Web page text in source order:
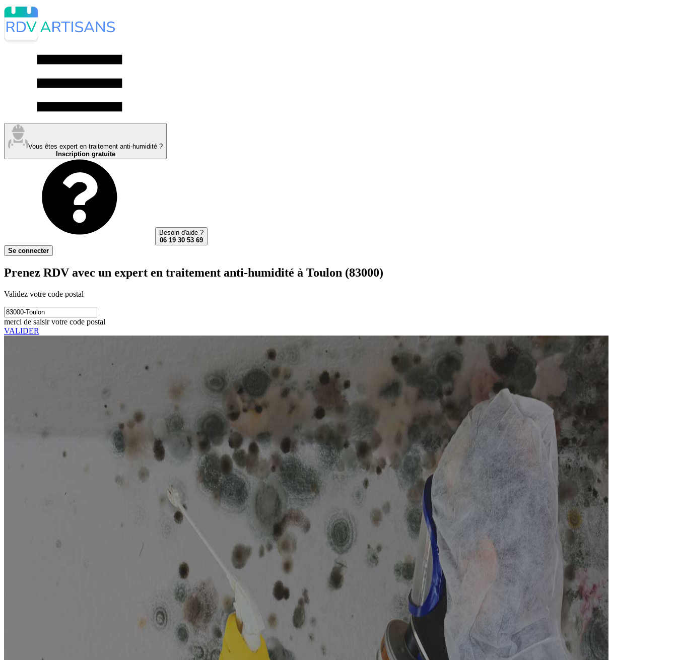
Vous êtes expert en traitement anti-humidité ?
Inscription gratuite
Besoin d'aide ?
06 19 30 53 69
Se connecter
Prenez RDV avec un expert en traitement anti-humidité à Toulon (83000)
Validez votre code postal
merci de saisir votre code postal
VALIDER